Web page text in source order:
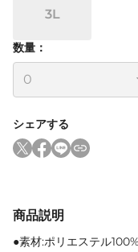
3L
数量：
シェアする
商品説明
●素材:ポリエステル100%